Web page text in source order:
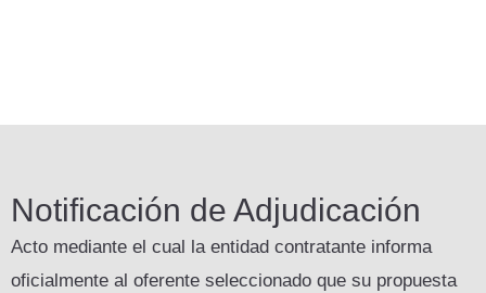
Notificación de Adjudicación
Acto mediante el cual la entidad contratante informa
oficialmente al oferente seleccionado que su propuesta